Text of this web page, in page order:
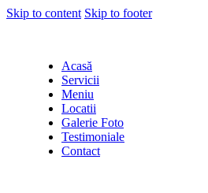
Skip to content Skip to footer
Acasă
Servicii
Meniu
Locatii
Galerie Foto
Testimoniale
Contact